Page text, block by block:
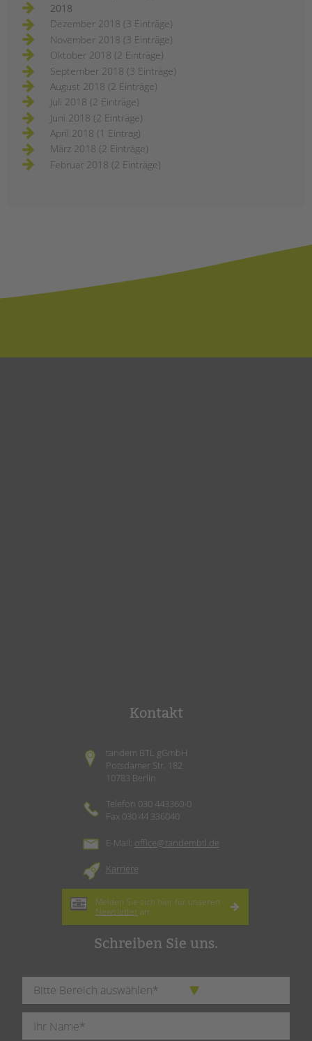
2018
Dezember 2018 (3 Einträge)
November 2018 (3 Einträge)
Oktober 2018 (2 Einträge)
September 2018 (3 Einträge)
August 2018 (2 Einträge)
Juli 2018 (2 Einträge)
Juni 2018 (2 Einträge)
April 2018 (1 Eintrag)
März 2018 (2 Einträge)
Februar 2018 (2 Einträge)
Kontakt
tandem BTL gGmbH
Potsdamer Str. 182
10783 Berlin
Telefon 030 443360-0
Fax 030 44 336040
E-Mail: office@tandembtl.de
Karriere
Melden Sie sich hier für unseren
Newsletter an.
Schreiben Sie uns.